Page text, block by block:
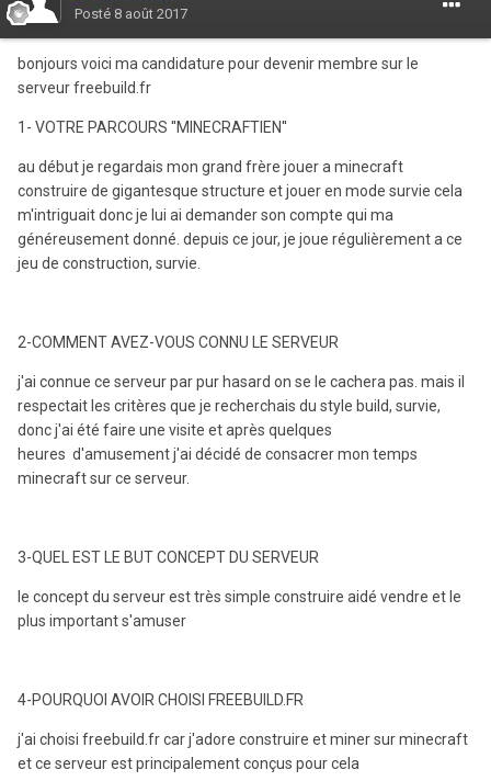
Posté 8 août 2017
bonjours voici ma candidature pour devenir membre sur le
serveur freebuild.fr
1- VOTRE PARCOURS ''MINECRAFTIEN''
au début je regardais mon grand frère jouer a minecraft
construire de gigantesque structure et jouer en mode survie cela
m'intriguait donc je lui ai demander son compte qui ma
généreusement donné. depuis ce jour, je joue régulièrement a ce
jeu de construction, survie.
2-COMMENT AVEZ-VOUS CONNU LE SERVEUR
j'ai connue ce serveur par pur hasard on se le cachera pas. mais il
respectait les critères que je recherchais du style build, survie,
donc j'ai été faire une visite et après quelques
heures d'amusement j'ai décidé de consacrer mon temps
minecraft sur ce serveur.
3-QUEL EST LE BUT CONCEPT DU SERVEUR
le concept du serveur est très simple construire aidé vendre et le
plus important s'amuser
4-POURQUOI AVOIR CHOISI FREEBUILD.FR
j'ai choisi freebuild.fr car j'adore construire et miner sur minecraft
et ce serveur est principalement conçus pour cela